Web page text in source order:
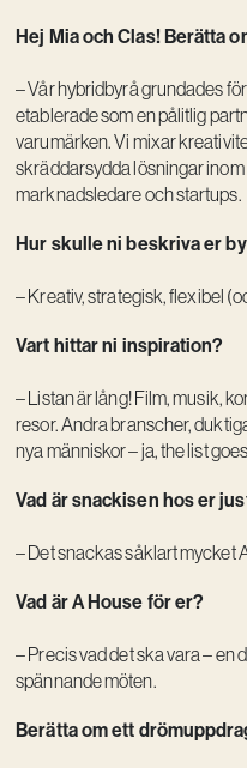
Hej Mia och Clas! Berätta
– Vår hybridbyrå grundades
etablerade som en pålitlig
varumärken. Vi mixar
skräddarsydda lösningar
marknadsledare och startups.
Hur skulle ni beskriva er
– Kreativ, strategisk, flexibel
Vart hittar ni inspiration?
– Listan är lång! Film, musik,
resor. Andra branscher,
nya människor – ja, the list
Vad är snackisen hos er
– Det snackas såklart mycket
Vad är A House för er?
– Precis vad det ska vara –
spännande möten.
Berätta om ett